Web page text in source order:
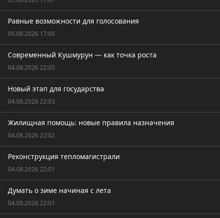
Равные возможности для голосования
05.08.2026 17:05
Современный Кушмурун — как точка роста
04.08.2026 22:05
Новый этап для государства
04.08.2026 22:03
Жилищная помощь: новые правила назначения
04.08.2026 22:02
Реконструкция тепломагистрали
04.08.2026 22:01
Думать о зиме начиная с лета
04.08.2026 22:01